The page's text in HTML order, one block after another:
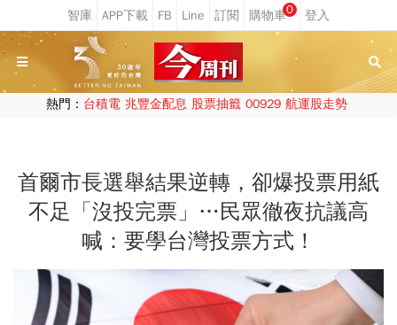
0
熱門： 台積電 兆豐金配息 股票抽籤 00929 航運股走勢
首爾市長選舉結果逆轉，卻爆投票用紙
不足「沒投完票」…民眾徹夜抗議高
喊：要學台灣投票方式！